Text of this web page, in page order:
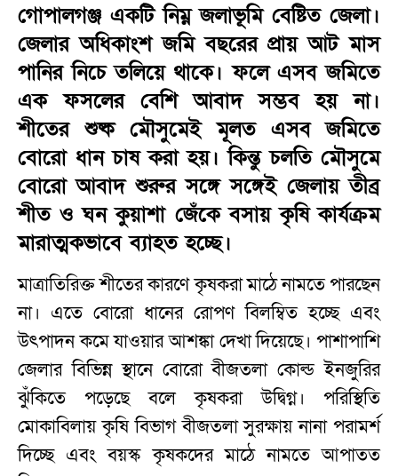
গোপালগঞ্জ একটি নিম্ন জলাভূমি বেষ্টিত জেলা।
জেলার অধিকাংশ জমি বছরের প্রায় আট মাস
পানির নিচে তলিয়ে থাকে। ফলে এসব জমিতে
এক ফসলের বেশি আবাদ সম্ভব হয় না।
শীতের শুষ্ক মৌসুমেই মূলত এসব জমিতে
বোরো ধান চাষ করা হয়। কিন্তু চলতি মৌসুমে
বোরো আবাদ শুরুর সঙ্গে সঙ্গেই জেলায় তীব্র
শীত ও ঘন কুয়াশা জেঁকে বসায় কৃষি কার্যক্রম
মারাত্মকভাবে ব্যাহত হচ্ছে।
মাত্রাতিরিক্ত শীতের কারণে কৃষকরা মাঠে নামতে পারছেন
না। এতে বোরো ধানের রোপণ বিলম্বিত হচ্ছে এবং
উৎপাদন কমে যাওয়ার আশঙ্কা দেখা দিয়েছে। পাশাপাশি
জেলার বিভিন্ন স্থানে বোরো বীজতলা কোল্ড ইনজুরির
ঝুঁকিতে পড়েছে বলে কৃষকরা উদ্বিগ্ন। পরিস্থিতি
মোকাবিলায় কৃষি বিভাগ বীজতলা সুরক্ষায় নানা পরামর্শ
দিচ্ছে এবং বয়স্ক কৃষকদের মাঠে নামতে আপাতত